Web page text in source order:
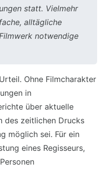
statt. Vielmehr
alltägliche
notwendige
Ohne Filmcharakter
in
über aktuelle
des zeitlichen Drucks
möglich sei. Für ein
eines Regisseurs,